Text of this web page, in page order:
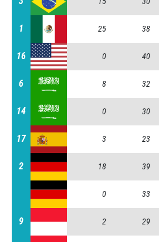
1 25 38
16 0 40
6 8 32
14 0 30
17 3 23
2 18 39
0 33
9 2 29
1
16
6
14
17
2
9